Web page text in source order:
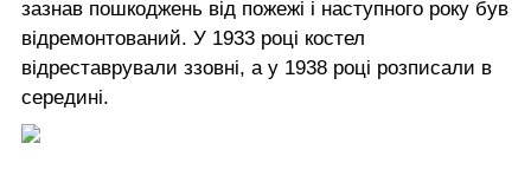
зазнав пошкоджень від пожежі і наступного року був
відремонтований. У 1933 році костел
відреставрували ззовні, а у 1938 році розписали в
середині.